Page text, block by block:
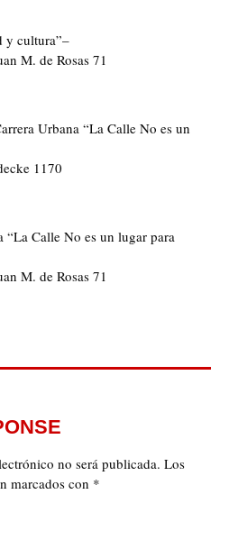
y cultura”–
M. de Rosas 71
Urbana “La Calle No es un
1170
“La Calle No es un lugar para
M. de Rosas 71
no será publicada. Los
marcados con *